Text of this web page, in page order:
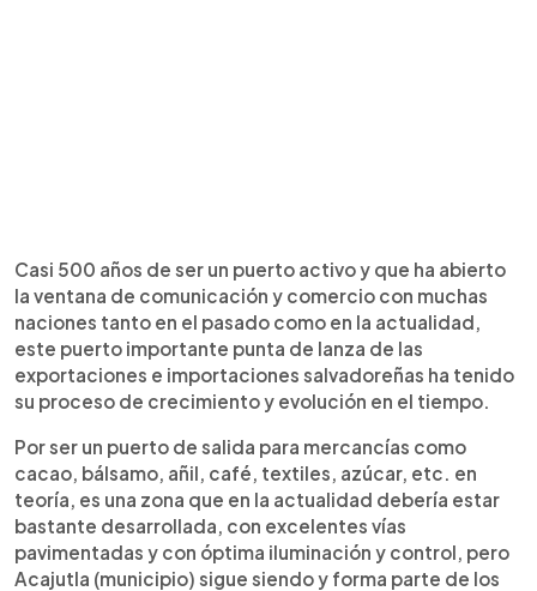
Casi 500 años de ser un puerto activo y que ha abierto
la ventana de comunicación y comercio con muchas
naciones tanto en el pasado como en la actualidad,
este puerto importante punta de lanza de las
exportaciones e importaciones salvadoreñas ha tenido
su proceso de crecimiento y evolución en el tiempo.
Por ser un puerto de salida para mercancías como
cacao, bálsamo, añil, café, textiles, azúcar, etc. en
teoría, es una zona que en la actualidad debería estar
bastante desarrollada, con excelentes vías
pavimentadas y con óptima iluminación y control, pero
Acajutla (municipio) sigue siendo y forma parte de los